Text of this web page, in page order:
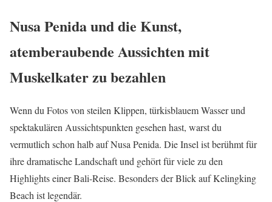
Nusa Penida und die Kunst,
atemberaubende Aussichten mit
Muskelkater zu bezahlen
Wenn du Fotos von steilen Klippen, türkisblauem Wasser und
spektakulären Aussichtspunkten gesehen hast, warst du
vermutlich schon halb auf Nusa Penida. Die Insel ist berühmt für
ihre dramatische Landschaft und gehört für viele zu den
Highlights einer Bali-Reise. Besonders der Blick auf Kelingking
Beach ist legendär.